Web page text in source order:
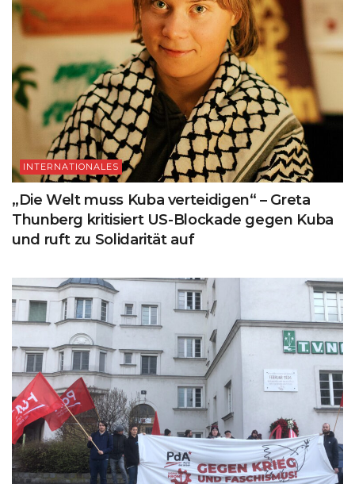
INTERNATIONALES
„Die Welt muss Kuba verteidigen“ – Greta
Thunberg kritisiert US-Blockade gegen Kuba
und ruft zu Solidarität auf